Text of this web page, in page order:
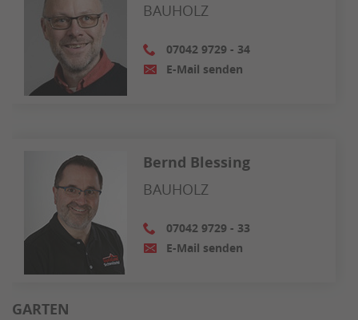
BAUHOLZ
07042 9729 - 34
E-Mail senden
Bernd Blessing
BAUHOLZ
07042 9729 - 33
E-Mail senden
GARTEN